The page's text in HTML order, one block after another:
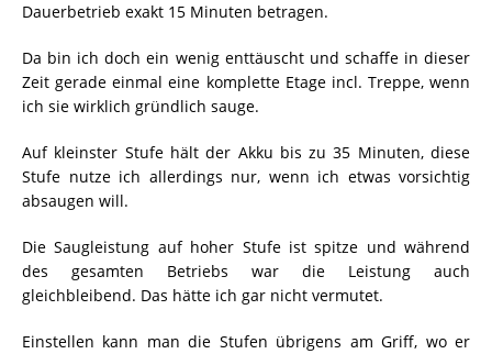
Dauerbetrieb exakt 15 Minuten betragen.
Da bin ich doch ein wenig enttäuscht und schaffe in dieser
Zeit gerade einmal eine komplette Etage incl. Treppe, wenn
ich sie wirklich gründlich sauge.
Auf kleinster Stufe hält der Akku bis zu 35 Minuten, diese
Stufe nutze ich allerdings nur, wenn ich etwas vorsichtig
absaugen will.
Die Saugleistung auf hoher Stufe ist spitze und während
des gesamten Betriebs war die Leistung auch
gleichbleibend. Das hätte ich gar nicht vermutet.
Einstellen kann man die Stufen übrigens am Griff, wo er